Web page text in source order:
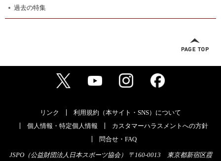
過去の特集
リンク
利用規約（本サイト・SNS）について
個人情報・特定個人情報
カスタマーハラスメントへの方針
問合せ・FAQ
JSPO（公益財団法人日本スポーツ協会） 〒160-0013 東京都新宿区霞